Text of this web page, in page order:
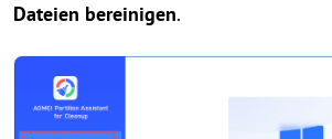
Dateien bereinigen.